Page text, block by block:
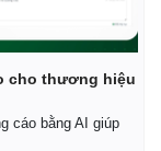
cho thương hiệu
cáo bằng AI giúp